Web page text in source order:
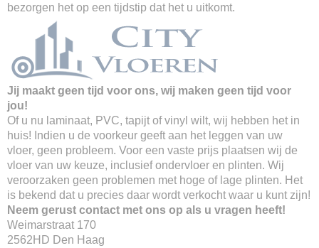
bezorgen het op een tijdstip dat het u uitkomt.
Jij maakt geen tijd voor ons, wij maken geen tijd voor
jou!
Of u nu laminaat, PVC, tapijt of vinyl wilt, wij hebben het in
huis! Indien u de voorkeur geeft aan het leggen van uw
vloer, geen probleem. Voor een vaste prijs plaatsen wij de
vloer van uw keuze, inclusief ondervloer en plinten. Wij
veroorzaken geen problemen met hoge of lage plinten. Het
is bekend dat u precies daar wordt verkocht waar u kunt zijn!
Neem gerust contact met ons op als u vragen heeft!
Weimarstraat 170
2562HD Den Haag